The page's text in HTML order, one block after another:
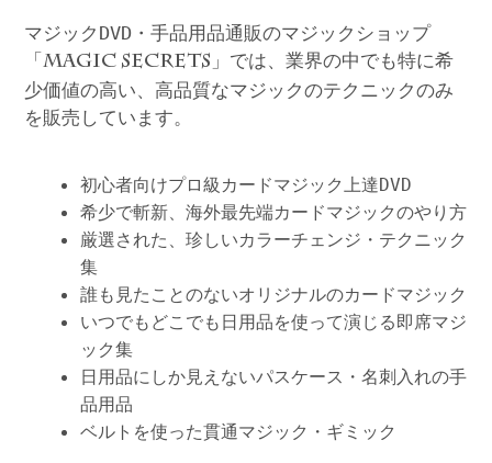
マジックDVD・手品用品通販のマジックショップ
「 MAGIC SECRETS 」では、業界の中でも特に希
少価値の高い、高品質なマジックのテクニックのみ
を販売しています。
初心者向けプロ級カードマジック上達DVD
希少で斬新、海外最先端カードマジックのやり方
厳選された、珍しいカラーチェンジ・テクニック
集
誰も見たことのないオリジナルのカードマジック
いつでもどこでも日用品を使って演じる即席マジ
ック集
日用品にしか見えないパスケース・名刺入れの手
品用品
ベルトを使った貫通マジック・ギミック